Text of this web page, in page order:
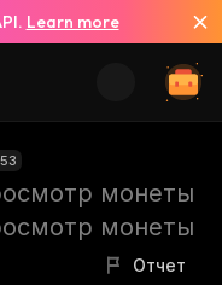
Learn more
монеты
монеты
Отчет